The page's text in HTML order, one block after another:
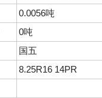
0.0056吨
0吨
国五
8.25R16 14PR